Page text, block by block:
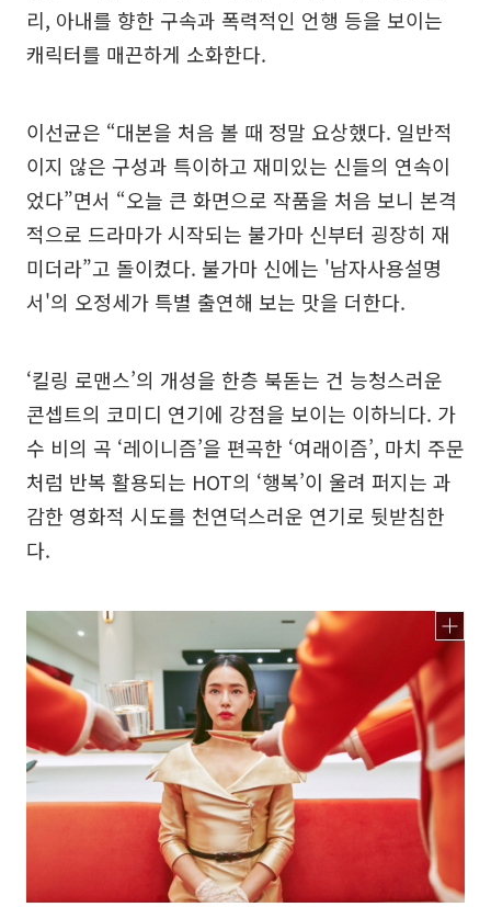
리, 아내를 향한 구속과 폭력적인 언행 등을 보이는
캐릭터를 매끈하게 소화한다.
이선균은 “대본을 처음 볼 때 정말 요상했다. 일반적
이지 않은 구성과 특이하고 재미있는 신들의 연속이
었다”면서 “오늘 큰 화면으로 작품을 처음 보니 본격
적으로 드라마가 시작되는 불가마 신부터 굉장히 재
미더라”고 돌이켰다. 불가마 신에는 '남자사용설명
서'의 오정세가 특별 출연해 보는 맛을 더한다.
‘킬링 로맨스’의 개성을 한층 북돋는 건 능청스러운
콘셉트의 코미디 연기에 강점을 보이는 이하늬다. 가
수 비의 곡 ‘레이니즘’을 편곡한 ‘여래이즘’, 마치 주문
처럼 반복 활용되는 HOT의 ‘행복’이 울려 퍼지는 과
감한 영화적 시도를 천연덕스러운 연기로 뒷받침한
다.